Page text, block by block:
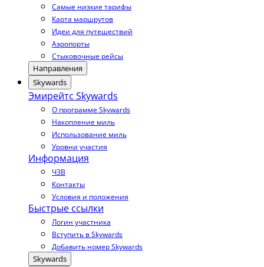
Самые низкие тарифы
Карта маршрутов
Идеи для путешествий
Аэропорты
Стыковочные рейсы
Направления
Skywards
Эмирейтс Skywards
О программе Skywards
Накопление миль
Использование миль
Уровни участия
Информация
ЧЗВ
Контакты
Условия и положения
Быстрые ссылки
Логин участника
Вступить в Skywards
Добавить номер Skywards
Skywards